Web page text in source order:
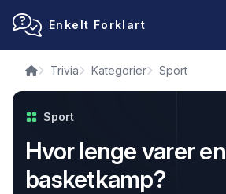
Enkelt Forklart
Trivia Kategorier Sport
Sport
Hvor lenge varer en
basketkamp?